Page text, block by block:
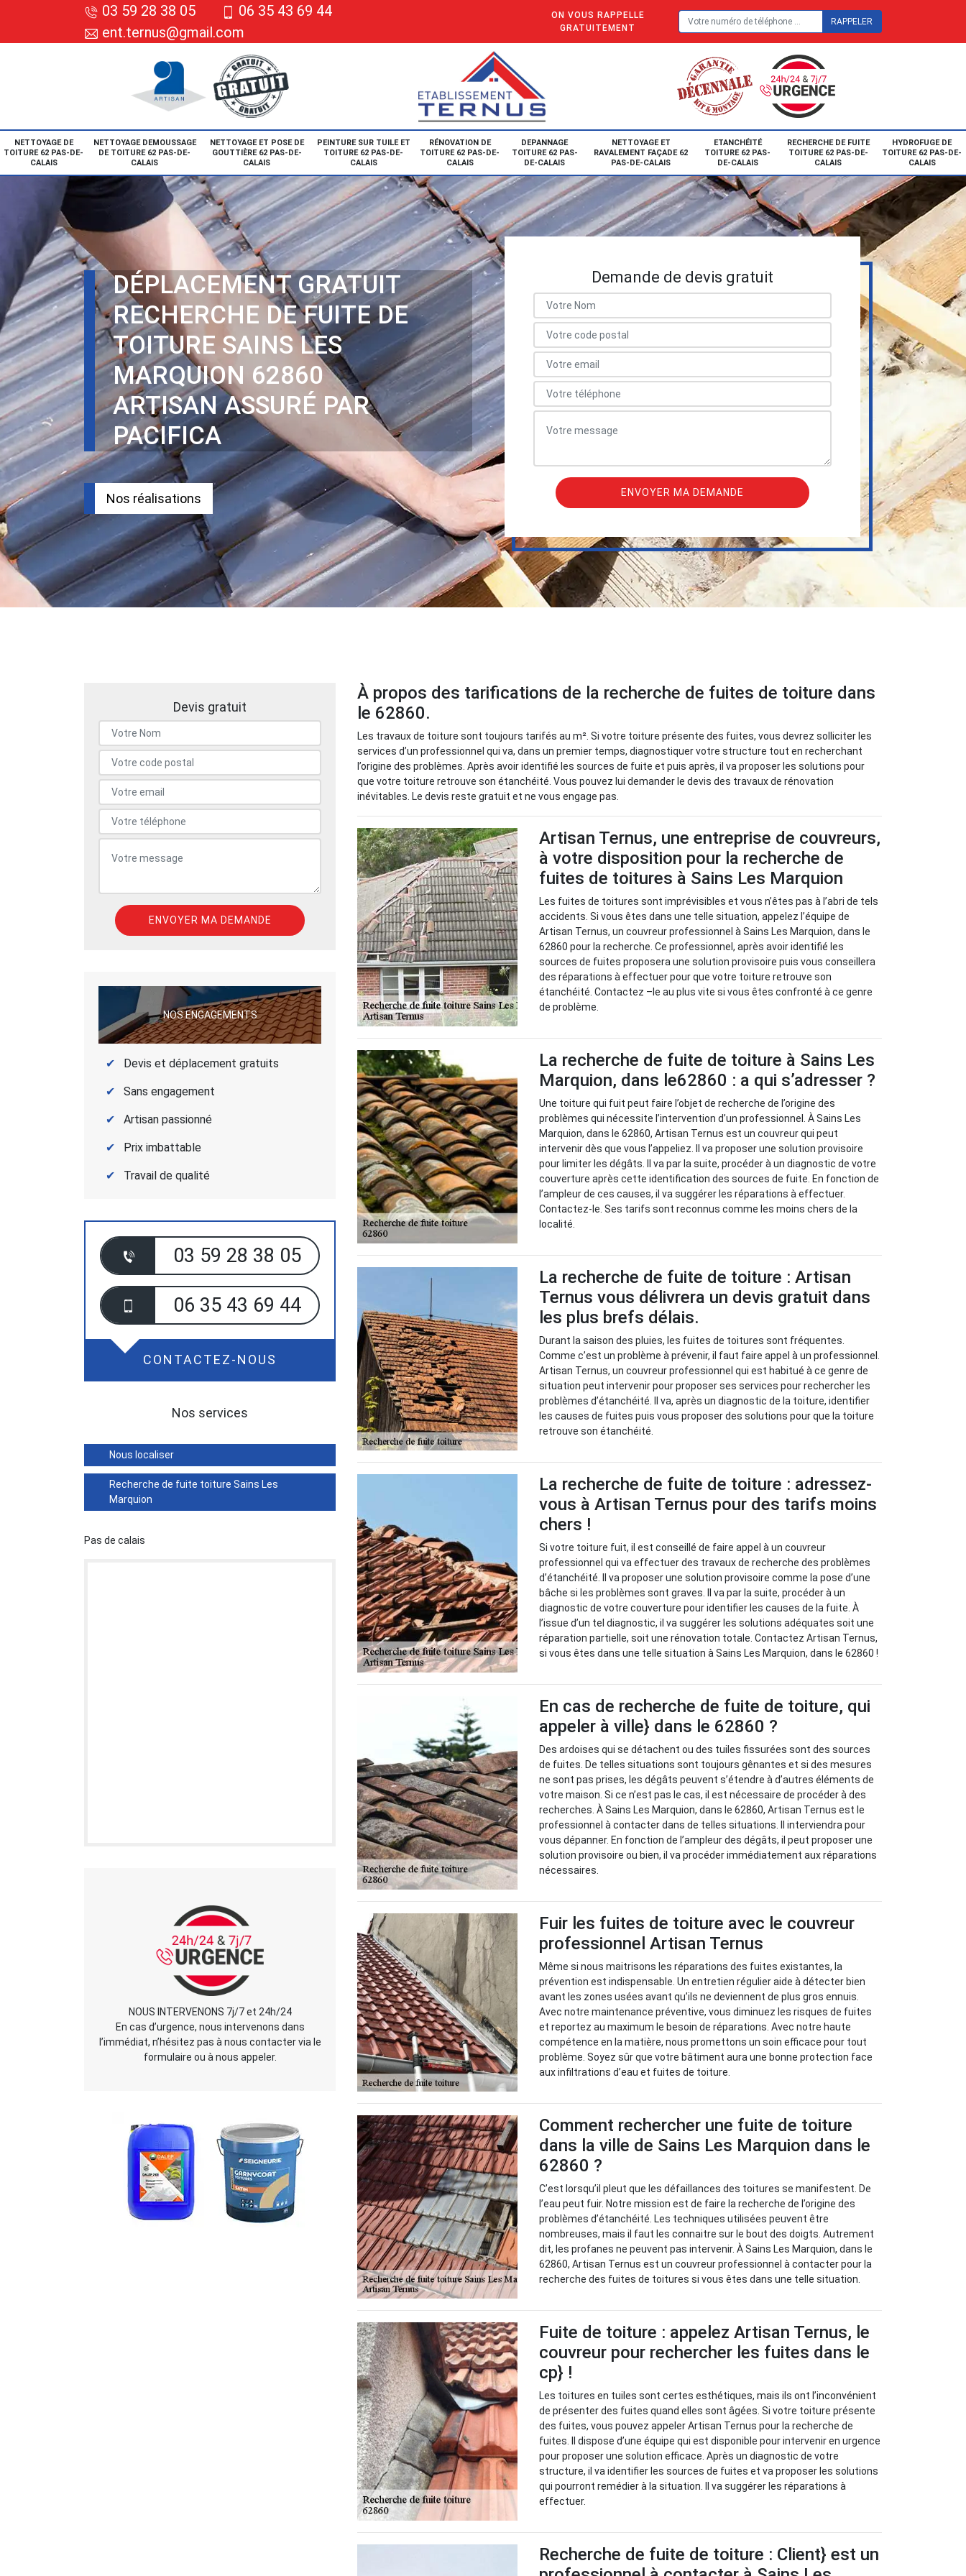
03 59 28 38 05
06 35 43 69 44
ent.ternus@gmail.com
ON VOUS RAPPELLE
GRATUITEMENT
NETTOYAGE DE
TOITURE 62 PAS-DE-
CALAIS
NETTOYAGE DEMOUSSAGE
DE TOITURE 62 PAS-DE-
CALAIS
NETTOYAGE ET POSE DE
GOUTTIÈRE 62 PAS-DE-
CALAIS
PEINTURE SUR TUILE ET
TOITURE 62 PAS-DE-
CALAIS
RÉNOVATION DE
TOITURE 62 PAS-DE-
CALAIS
DEPANNAGE
TOITURE 62 PAS-
DE-CALAIS
NETTOYAGE ET
RAVALEMENT FAÇADE 62
PAS-DE-CALAIS
ETANCHÉITÉ
TOITURE 62 PAS-
DE-CALAIS
RECHERCHE DE FUITE
TOITURE 62 PAS-DE-
CALAIS
HYDROFUGE DE
TOITURE 62 PAS-DE-
CALAIS
DÉPLACEMENT GRATUIT
RECHERCHE DE FUITE DE
TOITURE SAINS LES
MARQUION 62860
ARTISAN ASSURÉ PAR
PACIFICA
Nos réalisations
Demande de devis gratuit
Devis gratuit
NOS ENGAGEMENTS
Devis et déplacement gratuits
Sans engagement
Artisan passionné
Prix imbattable
Travail de qualité
03 59 28 38 05
06 35 43 69 44
CONTACTEZ-NOUS
Nos services
Nous localiser
Recherche de fuite toiture Sains Les
Marquion
Pas de calais
NOUS INTERVENONS 7j/7 et 24h/24
En cas d’urgence, nous intervenons dans
l’immédiat, n’hésitez pas à nous contacter via le
formulaire ou à nous appeler.
À propos des tarifications de la recherche de fuites de toiture dans
le 62860.
Les travaux de toiture sont toujours tarifés au m². Si votre toiture présente des fuites, vous devrez solliciter les
services d’un professionnel qui va, dans un premier temps, diagnostiquer votre structure tout en recherchant
l’origine des problèmes. Après avoir identifié les sources de fuite et puis après, il va proposer les solutions pour
que votre toiture retrouve son étanchéité. Vous pouvez lui demander le devis des travaux de rénovation
inévitables. Le devis reste gratuit et ne vous engage pas.
Artisan Ternus, une entreprise de couvreurs,
à votre disposition pour la recherche de
fuites de toitures à Sains Les Marquion
Les fuites de toitures sont imprévisibles et vous n’êtes pas à l’abri de tels
accidents. Si vous êtes dans une telle situation, appelez l’équipe de
Artisan Ternus, un couvreur professionnel à Sains Les Marquion, dans le
62860 pour la recherche. Ce professionnel, après avoir identifié les
sources de fuites proposera une solution provisoire puis vous conseillera
des réparations à effectuer pour que votre toiture retrouve son
étanchéité. Contactez –le au plus vite si vous êtes confronté à ce genre
de problème.
La recherche de fuite de toiture à Sains Les
Marquion, dans le62860 : a qui s’adresser ?
Une toiture qui fuit peut faire l’objet de recherche de l’origine des
problèmes qui nécessite l’intervention d’un professionnel. À Sains Les
Marquion, dans le 62860, Artisan Ternus est un couvreur qui peut
intervenir dès que vous l’appeliez. Il va proposer une solution provisoire
pour limiter les dégâts. Il va par la suite, procéder à un diagnostic de votre
couverture après cette identification des sources de fuite. En fonction de
l’ampleur de ces causes, il va suggérer les réparations à effectuer.
Contactez-le. Ses tarifs sont reconnus comme les moins chers de la
localité.
La recherche de fuite de toiture : Artisan
Ternus vous délivrera un devis gratuit dans
les plus brefs délais.
Durant la saison des pluies, les fuites de toitures sont fréquentes.
Comme c’est un problème à prévenir, il faut faire appel à un professionnel.
Artisan Ternus, un couvreur professionnel qui est habitué à ce genre de
situation peut intervenir pour proposer ses services pour rechercher les
problèmes d’étanchéité. Il va, après un diagnostic de la toiture, identifier
les causes de fuites puis vous proposer des solutions pour que la toiture
retrouve son étanchéité.
La recherche de fuite de toiture : adressez-
vous à Artisan Ternus pour des tarifs moins
chers !
Si votre toiture fuit, il est conseillé de faire appel à un couvreur
professionnel qui va effectuer des travaux de recherche des problèmes
d’étanchéité. Il va proposer une solution provisoire comme la pose d’une
bâche si les problèmes sont graves. Il va par la suite, procéder à un
diagnostic de votre couverture pour identifier les causes de la fuite. À
l’issue d’un tel diagnostic, il va suggérer les solutions adéquates soit une
réparation partielle, soit une rénovation totale. Contactez Artisan Ternus,
si vous êtes dans une telle situation à Sains Les Marquion, dans le 62860 !
En cas de recherche de fuite de toiture, qui
appeler à ville} dans le 62860 ?
Des ardoises qui se détachent ou des tuiles fissurées sont des sources
de fuites. De telles situations sont toujours gênantes et si des mesures
ne sont pas prises, les dégâts peuvent s’étendre à d’autres éléments de
votre maison. Si ce n’est pas le cas, il est nécessaire de procéder à des
recherches. À Sains Les Marquion, dans le 62860, Artisan Ternus est le
professionnel à contacter dans de telles situations. Il interviendra pour
vous dépanner. En fonction de l’ampleur des dégâts, il peut proposer une
solution provisoire ou bien, il va procéder immédiatement aux réparations
nécessaires.
Fuir les fuites de toiture avec le couvreur
professionnel Artisan Ternus
Même si nous maitrisons les réparations des fuites existantes, la
prévention est indispensable. Un entretien régulier aide à détecter bien
avant les zones usées avant qu’ils ne deviennent de plus gros ennuis.
Avec notre maintenance préventive, vous diminuez les risques de fuites
et reportez au maximum le besoin de réparations. Avec notre haute
compétence en la matière, nous promettons un soin efficace pour tout
problème. Soyez sûr que votre bâtiment aura une bonne protection face
aux infiltrations d’eau et fuites de toiture.
Comment rechercher une fuite de toiture
dans la ville de Sains Les Marquion dans le
62860 ?
C’est lorsqu’il pleut que les défaillances des toitures se manifestent. De
l’eau peut fuir. Notre mission est de faire la recherche de l’origine des
problèmes d’étanchéité. Les techniques utilisées peuvent être
nombreuses, mais il faut les connaitre sur le bout des doigts. Autrement
dit, les profanes ne peuvent pas intervenir. À Sains Les Marquion, dans le
62860, Artisan Ternus est un couvreur professionnel à contacter pour la
recherche des fuites de toitures si vous êtes dans une telle situation.
Fuite de toiture : appelez Artisan Ternus, le
couvreur pour rechercher les fuites dans le
cp} !
Les toitures en tuiles sont certes esthétiques, mais ils ont l’inconvénient
de présenter des fuites quand elles sont âgées. Si votre toiture présente
des fuites, vous pouvez appeler Artisan Ternus pour la recherche de
fuites. Il dispose d’une équipe qui est disponible pour intervenir en urgence
pour proposer une solution efficace. Après un diagnostic de votre
structure, il va identifier les sources de fuites et va proposer les solutions
qui pourront remédier à la situation. Il va suggérer les réparations à
effectuer.
Recherche de fuite de toiture : Client} est un